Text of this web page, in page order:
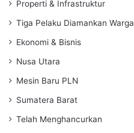
Properti & Infrastruktur
Tiga Pelaku Diamankan Warga
Ekonomi & Bisnis
Nusa Utara
Mesin Baru PLN
Sumatera Barat
Telah Menghancurkan